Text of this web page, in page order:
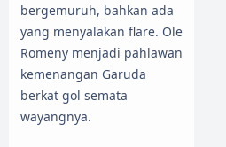
bergemuruh, bahkan ada
yang menyalakan flare. Ole
Romeny menjadi pahlawan
kemenangan Garuda
berkat gol semata
wayangnya.